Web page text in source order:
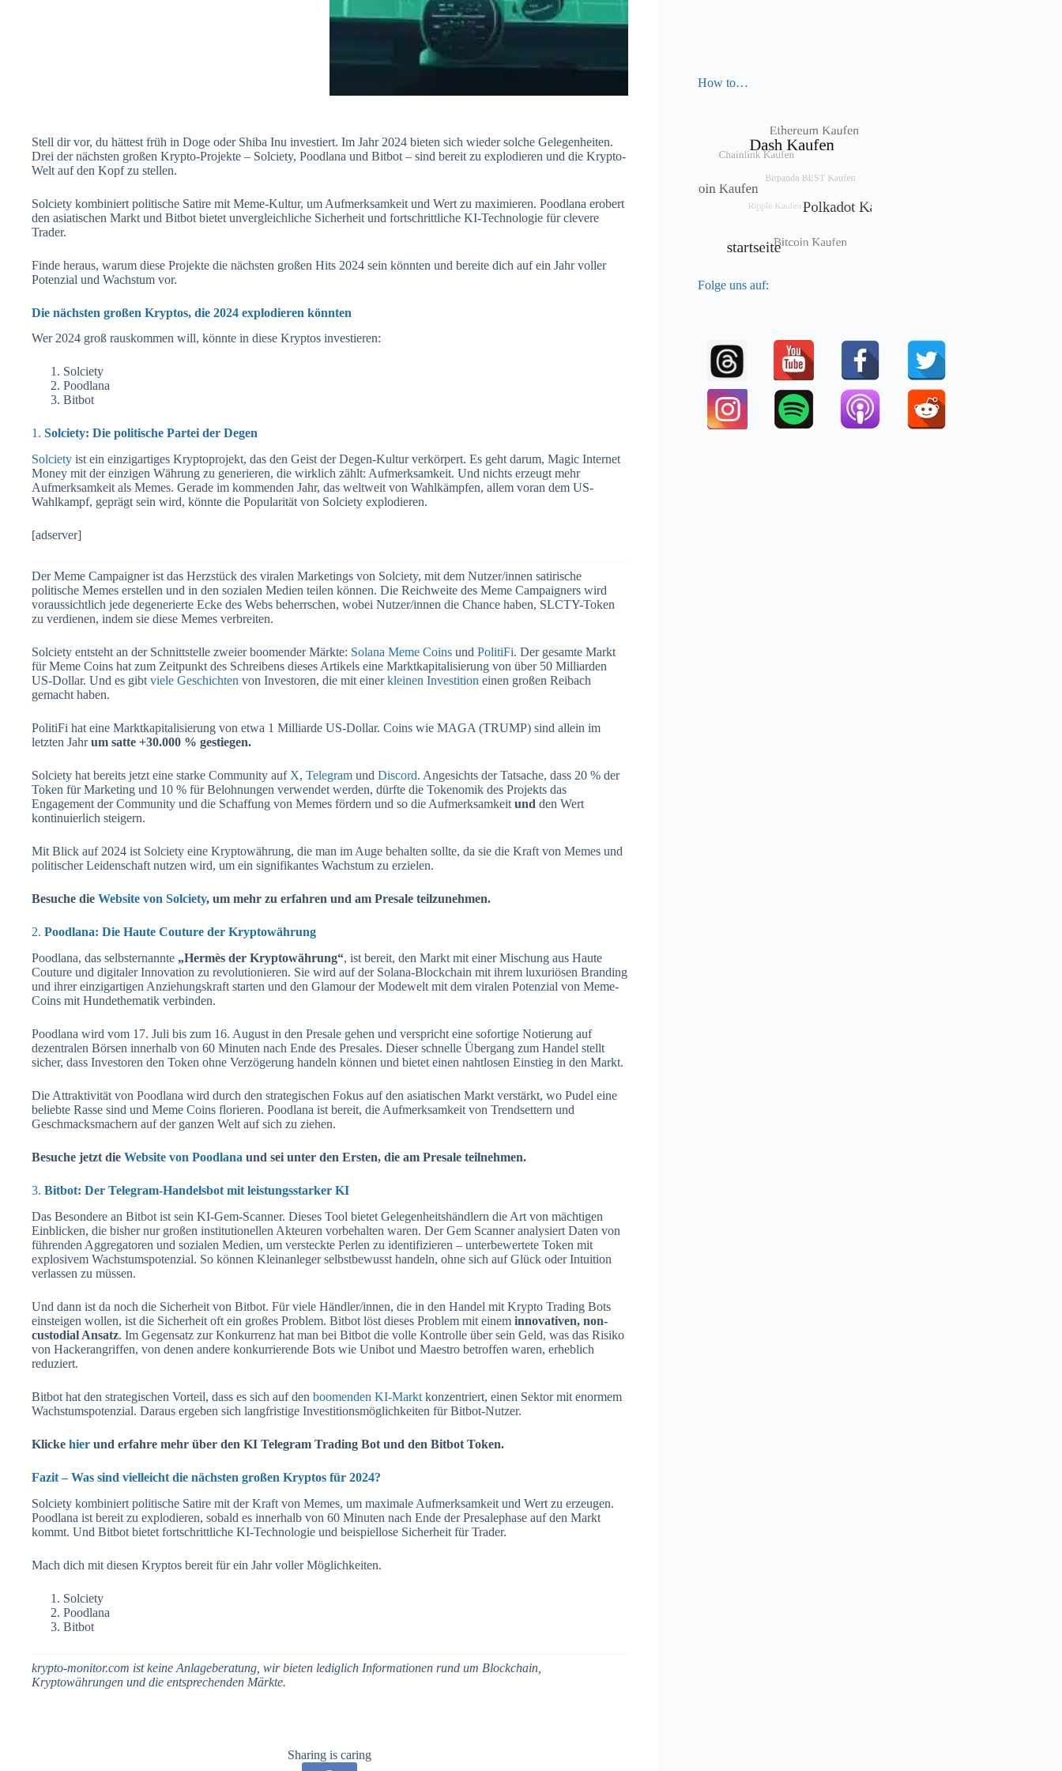
Stell dir vor, du hättest früh in Doge oder Shiba Inu investiert. Im Jahr 2024 bieten sich wieder solche Gelegenheiten.
Drei der nächsten großen Krypto-Projekte – Solciety, Poodlana und Bitbot – sind bereit zu explodieren und die Krypto-
Welt auf den Kopf zu stellen.
Solciety kombiniert politische Satire mit Meme-Kultur, um Aufmerksamkeit und Wert zu maximieren. Poodlana erobert
den asiatischen Markt und Bitbot bietet unvergleichliche Sicherheit und fortschrittliche KI-Technologie für clevere
Trader.
Finde heraus, warum diese Projekte die nächsten großen Hits 2024 sein könnten und bereite dich auf ein Jahr voller
Potenzial und Wachstum vor.
Die nächsten großen Kryptos, die 2024 explodieren könnten
Wer 2024 groß rauskommen will, könnte in diese Kryptos investieren:
Solciety
Poodlana
Bitbot
1. Solciety: Die politische Partei der Degen
Solciety ist ein einzigartiges Kryptoprojekt, das den Geist der Degen-Kultur verkörpert. Es geht darum, Magic Internet
Money mit der einzigen Währung zu generieren, die wirklich zählt: Aufmerksamkeit. Und nichts erzeugt mehr
Aufmerksamkeit als Memes. Gerade im kommenden Jahr, das weltweit von Wahlkämpfen, allem voran dem US-
Wahlkampf, geprägt sein wird, könnte die Popularität von Solciety explodieren.
[adserver]
Der Meme Campaigner ist das Herzstück des viralen Marketings von Solciety, mit dem Nutzer/innen satirische
politische Memes erstellen und in den sozialen Medien teilen können. Die Reichweite des Meme Campaigners wird
voraussichtlich jede degenerierte Ecke des Webs beherrschen, wobei Nutzer/innen die Chance haben, SLCTY-Token
zu verdienen, indem sie diese Memes verbreiten.
Solciety entsteht an der Schnittstelle zweier boomender Märkte: Solana Meme Coins und PolitiFi. Der gesamte Markt
für Meme Coins hat zum Zeitpunkt des Schreibens dieses Artikels eine Marktkapitalisierung von über 50 Milliarden
US-Dollar. Und es gibt viele Geschichten von Investoren, die mit einerkleinen Investition einen großen Reibach
gemacht haben.
PolitiFi hat eine Marktkapitalisierung von etwa 1 Milliarde US-Dollar. Coins wie MAGA (TRUMP) sind allein im
letzten Jahrum satte +30.000 % gestiegen.
Solciety hat bereits jetzt eine starke Community auf X, Telegram und Discord. Angesichts der Tatsache, dass 20 % der
Token für Marketing und 10 % für Belohnungen verwendet werden, dürfte die Tokenomik des Projekts das
Engagement der Community und die Schaffung von Memes fördern und so die Aufmerksamkeit und den Wert
kontinuierlich steigern.
Mit Blick auf 2024 ist Solciety eine Kryptowährung, die man im Auge behalten sollte, da sie die Kraft von Memes und
politischer Leidenschaft nutzen wird, um ein signifikantes Wachstum zu erzielen.
Besuche die Website von Solciety, um mehr zu erfahren und am Presale teilzunehmen.
2. Poodlana: Die Haute Couture der Kryptowährung
Poodlana, das selbsternannte „Hermès der Kryptowährung“, ist bereit, den Markt mit einer Mischung aus Haute
Couture und digitaler Innovation zu revolutionieren. Sie wird auf der Solana-Blockchain mit ihrem luxuriösen Branding
und ihrer einzigartigen Anziehungskraft starten und den Glamour der Modewelt mit dem viralen Potenzial von Meme-
Coins mit Hundethematik verbinden.
Poodlana wird vom 17. Juli bis zum 16. August in den Presale gehen und verspricht eine sofortige Notierung auf
dezentralen Börsen innerhalb von 60 Minuten nach Ende des Presales. Dieser schnelle Übergang zum Handel stellt
sicher, dass Investoren den Token ohne Verzögerung handeln können und bietet einen nahtlosen Einstieg in den Markt.
Die Attraktivität von Poodlana wird durch den strategischen Fokus auf den asiatischen Markt verstärkt, wo Pudel eine
beliebte Rasse sind und Meme Coins florieren. Poodlana ist bereit, die Aufmerksamkeit von Trendsettern und
Geschmacksmachern auf der ganzen Welt auf sich zu ziehen.
Besuche jetzt die Website von Poodlana und sei unter den Ersten, die am Presale teilnehmen.
3. Bitbot: Der Telegram-Handelsbot mit leistungsstarker KI
Das Besondere an Bitbot ist sein KI-Gem-Scanner. Dieses Tool bietet Gelegenheitshändlern die Art von mächtigen
Einblicken, die bisher nur großen institutionellen Akteuren vorbehalten waren. Der Gem Scanner analysiert Daten von
führenden Aggregatoren und sozialen Medien, um versteckte Perlen zu identifizieren – unterbewertete Token mit
explosivem Wachstumspotenzial. So können Kleinanleger selbstbewusst handeln, ohne sich auf Glück oder Intuition
verlassen zu müssen.
Und dann ist da noch die Sicherheit von Bitbot. Für viele Händler/innen, die in den Handel mit Krypto Trading Bots
einsteigen wollen, ist die Sicherheit oft ein großes Problem. Bitbot löst dieses Problem mit einem innovativen, non-
custodial Ansatz. Im Gegensatz zur Konkurrenz hat man bei Bitbot die volle Kontrolle über sein Geld, was das Risiko
von Hackerangriffen, von denen andere konkurrierende Bots wie Unibot und Maestro betroffen waren, erheblich
reduziert.
Bitbot hat den strategischen Vorteil, dass es sich auf den boomenden KI-Markt konzentriert, einen Sektor mit enormem
Wachstumspotenzial. Daraus ergeben sich langfristige Investitionsmöglichkeiten für Bitbot-Nutzer.
Klicke hier und erfahre mehr über den KI Telegram Trading Bot und den Bitbot Token.
Fazit – Was sind vielleicht die nächsten großen Kryptos für 2024?
Solciety kombiniert politische Satire mit der Kraft von Memes, um maximale Aufmerksamkeit und Wert zu erzeugen.
Poodlana ist bereit zu explodieren, sobald es innerhalb von 60 Minuten nach Ende der Presalephase auf den Markt
kommt. Und Bitbot bietet fortschrittliche KI-Technologie und beispiellose Sicherheit für Trader.
Mach dich mit diesen Kryptos bereit für ein Jahr voller Möglichkeiten.
Solciety
Poodlana
Bitbot
krypto-monitor.com ist keine Anlageberatung, wir bieten lediglich Informationen rund um Blockchain,
Kryptowährungen und die entsprechenden Märkte.
Sharing is caring
How to…
Folge uns auf: